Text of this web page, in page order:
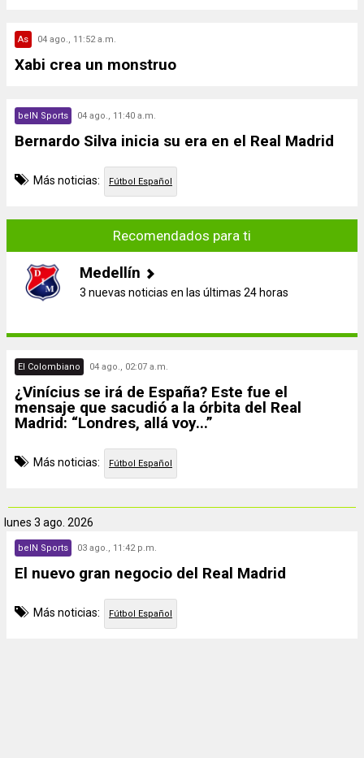
As 04 ago., 11:52 a.m.
Xabi crea un monstruo
beIN Sports 04 ago., 11:40 a.m.
Bernardo Silva inicia su era en el Real Madrid
Más noticias: Fútbol Español
Recomendados para ti
Medellín
3 nuevas noticias en las últimas 24 horas
El Colombiano 04 ago., 02:07 a.m.
¿Vinícius se irá de España? Este fue el
mensaje que sacudió a la órbita del Real
Madrid: “Londres, allá voy...”
Más noticias: Fútbol Español
lunes 3 ago. 2026
beIN Sports 03 ago., 11:42 p.m.
El nuevo gran negocio del Real Madrid
Más noticias: Fútbol Español